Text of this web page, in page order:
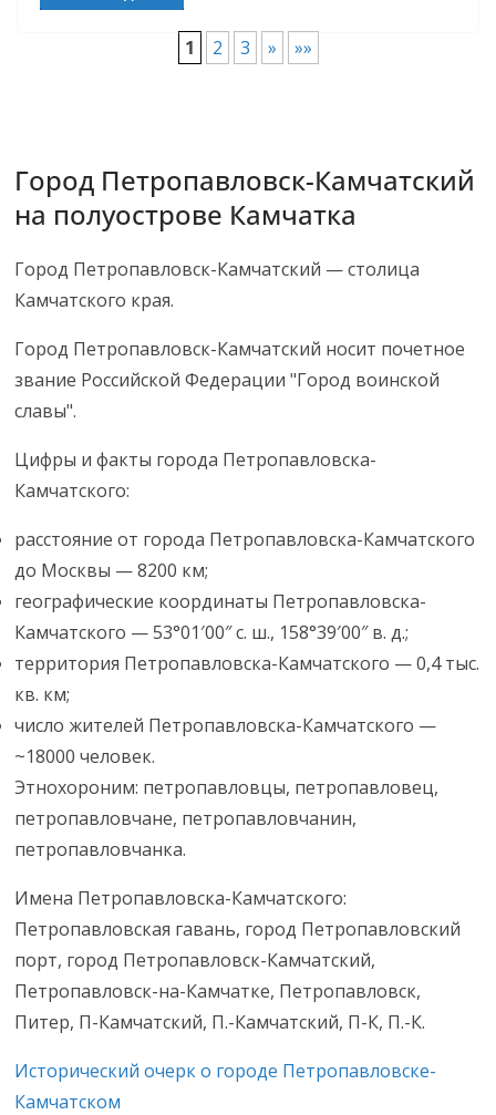
1 2 3 » »»
Город Петропавловск-Камчатский
на полуострове Камчатка
Город Петропавловск-Камчатский — столица
Камчатского края.
Город Петропавловск-Камчатский носит почетное
звание Российской Федерации "Город воинской
славы".
Цифры и факты города Петропавловска-
Камчатского:
расстояние от города Петропавловска-Камчатского
до Москвы — 8200 км;
географические координаты Петропавловска-
Камчатского — 53°01′00″ с. ш., 158°39′00″ в. д.;
территория Петропавловска-Камчатского — 0,4 тыс.
кв. км;
число жителей Петропавловска-Камчатского —
~18000 человек.
Этнохороним: петропавловцы, петропавловец,
петропавловчане, петропавловчанин,
петропавловчанка.
Имена Петропавловска-Камчатского:
Петропавловская гавань, город Петропавловский
порт, город Петропавловск-Камчатский,
Петропавловск-на-Камчатке, Петропавловск,
Питер, П-Камчатский, П.-Камчатский, П-К, П.-К.
Исторический очерк о городе Петропавловске-
Камчатском